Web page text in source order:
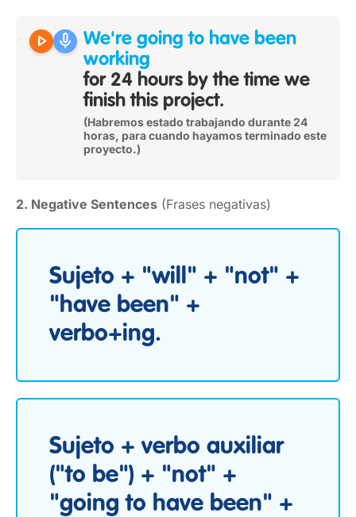
play_arrow mic We're going to have been
working
for 24 hours by the time we
finish this project.
(Habremos estado trabajando durante 24
horas, para cuando hayamos terminado este
proyecto.)
2. Negative Sentences (Frases negativas)
Sujeto + "will" + "not" +
"have been" +
verbo+ing.
Sujeto + verbo auxiliar
("to be") + "not" +
"going to have been" +